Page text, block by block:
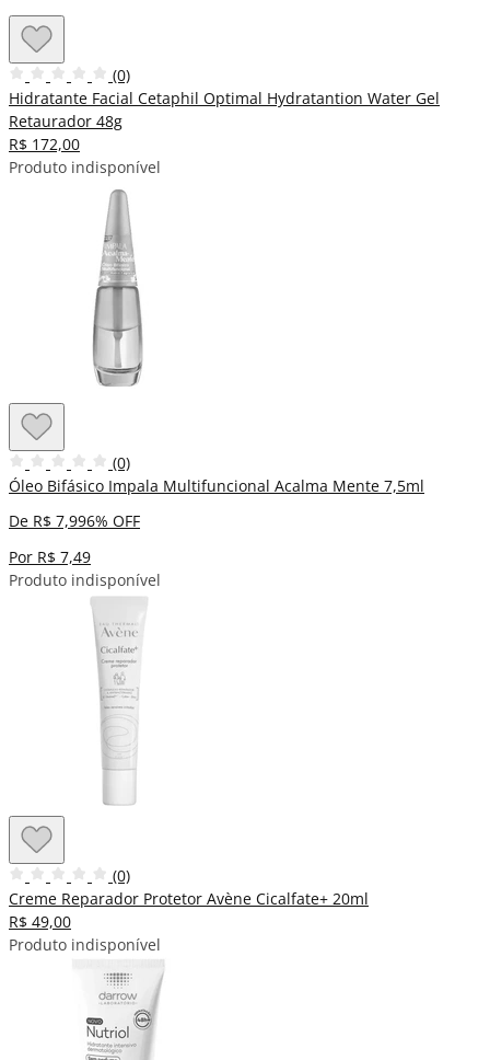
(0)
Hidratante Facial Cetaphil Optimal Hydratantion Water Gel
Retaurador 48g
R$ 172,00
Produto indisponível
(0)
Óleo Bifásico Impala Multifuncional Acalma Mente 7,5ml
De R$ 7,996% OFF
Por R$ 7,49
Produto indisponível
(0)
Creme Reparador Protetor Avène Cicalfate+ 20ml
R$ 49,00
Produto indisponível